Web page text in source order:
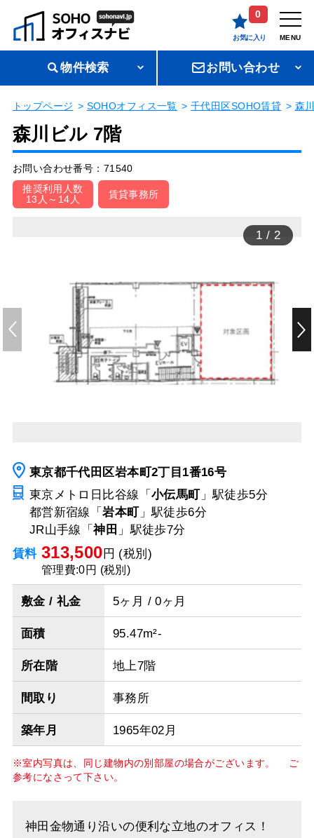
0
お気に入り MENU
物件検索 お問い合わせ
トップページ SOHOオフィス一覧 千代田区SOHO賃貸 森
森川ビル 7階
お問い合わせ番号：71540
推奨利用人数
13人～14人
賃貸事務所
1 / 2
東京都千代田区岩本町2丁目1番16号
東京メトロ日比谷線「 小伝馬町 」駅徒歩5分
都営新宿線「岩本町 」駅徒歩6分
JR山手線「神田 」駅徒歩7分
賃料 313,500 円 (税別)
管理費:0円 (税別)
敷金 / 礼金 5ヶ月 / 0ヶ月
面積 95.47m²-
所在階 地上7階
間取り 事務所
築年月 1965年02月
※室内写真は、同じ建物内の別部屋の場合がございます。 ご
参考になさって下さい。
神田金物通り沿いの便利な立地のオフィス！